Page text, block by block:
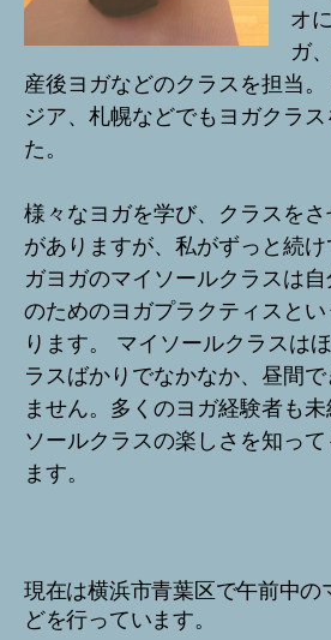
オ
ガ
産後ヨガなどのクラスを担当
ジア、札幌などでもヨガクラ
た。
様々なヨガを学び、クラスを
がありますが、私がずっと続
ガヨガのマイソールクラスは
のためのヨガプラクティスと
ります。 マイソールクラスは
ラスばかりでなかなか、昼間
ません。多くのヨガ経験者も
ソールクラスの楽しさを知っ
ます。
現在は横浜市青葉区で午前中の
どを行っています。